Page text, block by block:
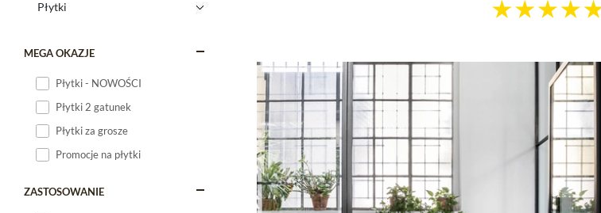
MEGA OKAZJE
Płytki - NOWOŚCI
Płytki 2 gatunek
Płytki za grosze
Promocje na płytki
ZASTOSOWANIE